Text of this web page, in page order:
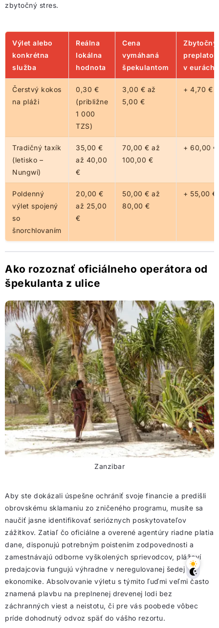
zbytočný stres.
Výlet alebo
konkrétna
služba
Reálna
lokálna
hodnota
Cena
vymáhaná
špekulantom
Zbytočný
preplatok
v eurách
Čerstvý kokos
na pláži
0,30 €
(približne
1 000
TZS)
3,00 € až
5,00 €
+ 4,70 €
Tradičný taxík
(letisko –
Nungwi)
35,00 €
až 40,00
€
70,00 € až
100,00 €
+ 60,00 €
Poldenný
výlet spojený
so
šnorchlovaním
20,00 €
až 25,00
€
50,00 € až
80,00 €
+ 55,00 €
Ako rozoznať oficiálneho operátora od
špekulanta z ulice
Zanzibar
Aby ste dokázali úspešne ochrániť svoje financie a predišli
obrovskému sklamaniu zo zničeného programu, musíte sa
naučiť jasne identifikovať serióznych poskytovateľov
zážitkov. Zatiaľ čo oficiálne a overené agentúry riadne platia
dane, disponujú potrebným poistením zodpovednosti a
zamestnávajú odborne vyškolených sprievodcov, plážoví
predajcovia fungujú výhradne v neregulovanej šedej
ekonomike. Absolvovanie výletu s týmito ľuďmi veľmi často
znamená plavbu na preplnenej drevenej lodi bez
záchranných viest a neistotu, či pre vás poobede vôbec
príde dohodnutý odvoz späť do vášho rezortu.